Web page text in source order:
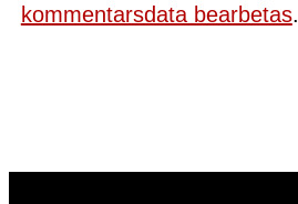
kommentarsdata bearbetas.